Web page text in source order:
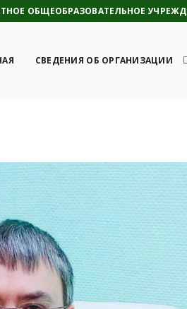
ОБЩЕОБРАЗОВАТЕЛЬНОЕ
СВЕДЕНИЯ ОБ ОРГАНИЗАЦИИ